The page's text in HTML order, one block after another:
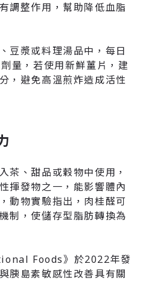
調整作用，幫助降低血脂
豆漿或料理湯品中，每日
量 ，若使用新鮮薑片，建
，避免高溫煎炸造成活性
茶、甜品或穀物中使用 ，
揮發物之一，能影響體內
動物實驗指出，肉桂醛可
制，使儲存型脂肪轉換為
Foods》於2022年發
胰島素敏感性改善具有關